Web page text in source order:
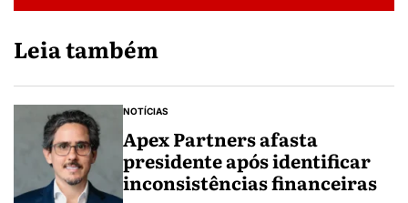
Leia também
NOTÍCIAS
Apex Partners afasta
presidente após identificar
inconsistências financeiras